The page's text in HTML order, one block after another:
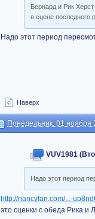
Бернард и Рик
в сцене последнего
Надо этот период
Наверх
Понедельник, 01 ноября
VUV1981
Надо этот период
http://nancyfan.com/...-
это сценки с обеда Рика и